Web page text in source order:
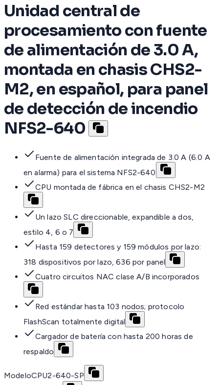
Unidad central de
procesamiento con fuente
de alimentación de 3.0 A,
montada en chasis CHS2-
M2, en español, para panel
de detección de incendio
NFS2-640
Fuente de alimentación integrada de 3.0 A (6.0 A
en alarma) para el sistema NFS2-640
CPU montada de fábrica en el chasis CHS2-M2
Un lazo SLC direccionable, expandible a dos,
estilo 4, 6 o 7
Hasta 159 detectores y 159 módulos por lazo:
318 dispositivos por lazo, 636 por panel
Cuatro circuitos NAC clase A/B incorporados
Red estándar hasta 103 nodos; protocolo
FlashScan totalmente digital
Cargador de batería con hasta 200 horas de
respaldo
ModeloCPU2-640-SP